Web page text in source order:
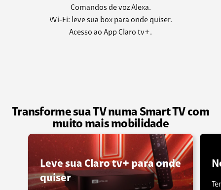
Comandos de voz Alexa.
Wi-Fi: leve sua box para onde quiser.
Acesso ao App Claro tv+.
Transforme sua TV numa Smart TV com
muito mais mobilidade
Leve sua Claro tv+ para onde
quiser